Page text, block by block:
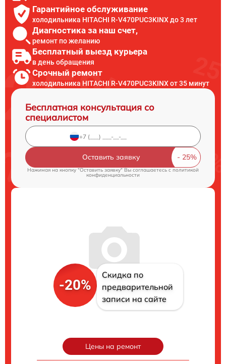
Гарантийное обслуживание
холодильника HITACHI R-V470PUC3KINX до 3 лет
Диагностика за наш счет,
ремонт по желанию
Бесплатный выезд курьера
в день обращения
Срочный ремонт
холодильника HITACHI R-V470PUC3KINX от 35 минут
Бесплатная консультация со
специалистом
Оставить заявку
Нажимая на кнопку "Оставить заявку" Вы соглашаетесь cполитикой
конфиденциальности
-20%
Скидка по
предварительной
записи на сайте
Цены на ремонт